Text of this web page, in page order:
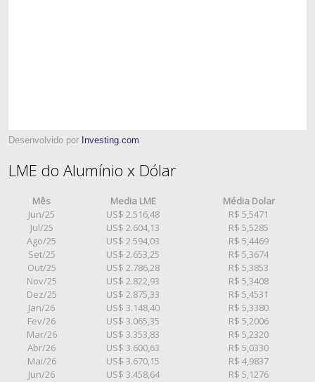
Desenvolvido por Investing.com
LME do Alumínio x Dólar
Mês Media LME
Média Dolar
Jun/25
US$ 2.516,48
R$ 5,5471
Jul/25
US$ 2.604,13
R$ 5,5285
Ago/25
US$ 2.594,03
R$ 5,4469
Set/25
US$ 2.653,25
R$ 5,3674
Out/25
US$ 2.786,28
R$ 5,3853
Nov/25
US$ 2.822,93
R$ 5,3408
Dez/25
US$ 2.875,33
R$ 5,4531
Jan/26
US$ 3.148,40
R$ 5,3380
Fev/26
US$ 3.065,35
R$ 5,2006
Mar/26
US$ 3.353,83
R$ 5,2320
Abr/26
US$ 3.600,63
R$ 5,0330
Mai/26
US$ 3.670,15
R$ 4,9837
Jun/26
US$ 3.458,64 R$ 5,1276